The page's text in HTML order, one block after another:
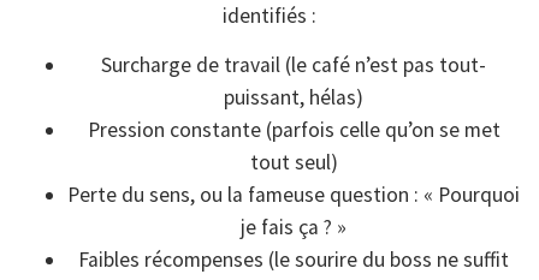
identifiés :
Surcharge de travail (le café n’est pas tout-
puissant, hélas)
Pression constante (parfois celle qu’on se met
tout seul)
Perte du sens, ou la fameuse question : « Pourquoi
je fais ça ? »
Faibles récompenses (le sourire du boss ne suffit